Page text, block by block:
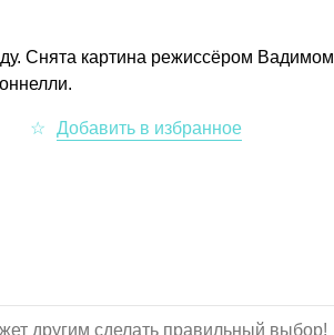
Снята картина режиссёром Вадимом